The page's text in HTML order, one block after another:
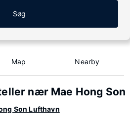
Søg
Map Nearby
nær Mae Hong Son
Son Lufthavn